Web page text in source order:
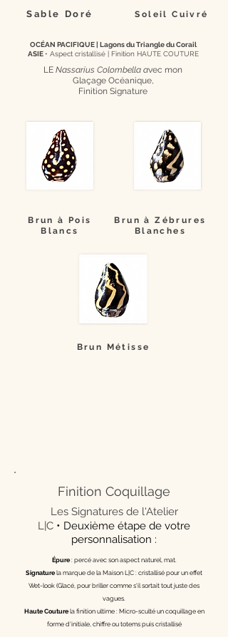
Sable Doré Soleil Cuivré
OCÉAN PACIFIQUE | Lagons du Triangle du Corail
ASIE • Aspect cristallisé | Finition HAUTE COUTURE
LE Nassarius Colombella avec mon
Glaçage Océanique,
Finition Signature
Brun à Pois
Blancs
Brun à Zébrures
Blanches
Brun Métisse
Finition Coquillage
Les Signatures de l'Atelier
L|C • Deuxième étape de votre
personnalisation :
Épure: percé avec son aspect naturel, mat.
Signaturela marque de la Maison L|C : cristallisé pour un effet
Wet-look (Glacé, pour briller comme s'il sortait tout juste des
vagues.
Haute Couturela finition ultime : Micro-sculté un coquillage en
forme d'initiale, chiffre ou totems puis cristallisé